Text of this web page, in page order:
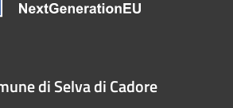
di Selva di Cadore